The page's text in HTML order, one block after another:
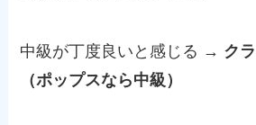
中級が丁度良いと感じる → ク
（ポップスなら中級）